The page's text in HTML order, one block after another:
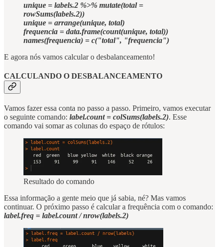
unique = labels.2 %>% mutate(total =
rowSums(labels.2))
unique = arrange(unique, total)
frequencia = data.frame(count(unique, total))
names(frequencia) = c("total", "frequencia")
E agora nós vamos calcular o desbalanceamento!
CALCULANDO O DESBALANCEAMENTO
Vamos fazer essa conta no passo a passo. Primeiro, vamos executar
o seguinte comando: label.count = colSums(labels.2). Esse
comando vai somar as colunas do espaço de rótulos:
Resultado do comando
Essa informação a gente meio que já sabia, né? Mas vamos
continuar. O próximo passo é calcular a frequência com o comando:
label.freq = label.count / nrow(labels.2)